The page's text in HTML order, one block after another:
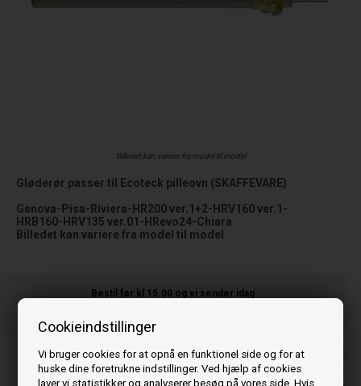
Cookieindstillinger
Vi bruger cookies for at opnå en funktionel side og for at
huske dine foretrukne indstillinger. Ved hjælp af cookies
laver vi statistikker og analyserer besøg på vores side. Hvis
Billedet kan variere fra model til model
Gløderør passer til Ecoteck pilleovn (SKAFFEVARE)
Genova-Pisa-Riviera-HR200 ver.1+2-HRV160 ver.1-
HRB160-HRV135 ver.01-HRevo24-Chiara
Billedet kan variere fra model til model
Bestil før kl 15.00 og vi sender idag
Din ordre afsendes på mandag
Priserne er inkl. moms
599,00DKK